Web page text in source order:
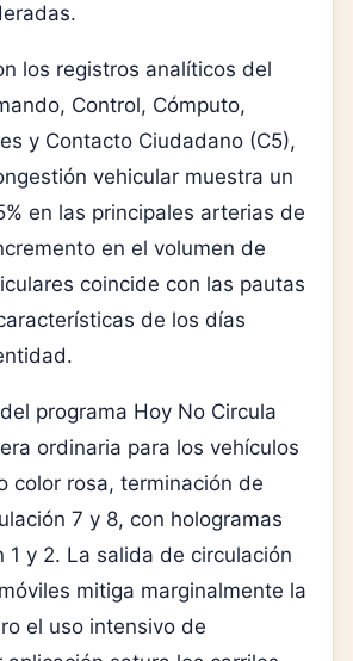
los registros analíticos del
Control, Cómputo,
y Contacto Ciudadano (C5),
vehicular muestra un
en las principales arterias de
en el volumen de
coincide con las pautas
de los días
programa Hoy No Circula
ordinaria para los vehículos
color rosa, terminación de
7 y 8, con hologramas
1 y 2. La salida de circulación
mitiga marginalmente la
el uso intensivo de